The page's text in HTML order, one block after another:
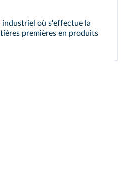
industriel où s'effectue la
premières en produits